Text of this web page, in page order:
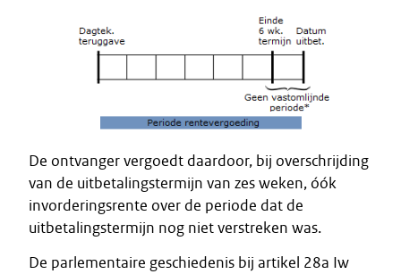
De ontvanger vergoedt daardoor, bij overschrijding
van de uitbetalingstermijn van zes weken, óók
invorderingsrente over de periode dat de
uitbetalingstermijn nog niet verstreken was.
De parlementaire geschiedenis bij artikel 28a Iw